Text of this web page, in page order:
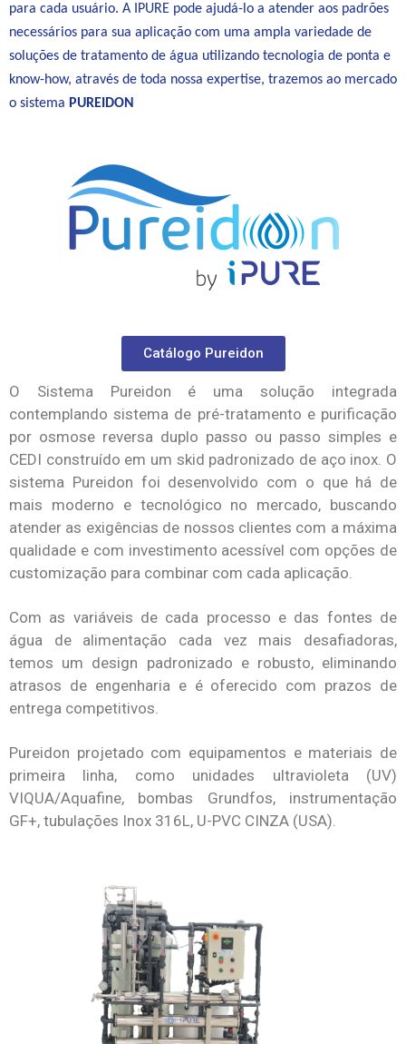
para cada usuário. A IPURE pode ajudá-lo a atender aos padrões
necessários para sua aplicação com uma ampla variedade de
soluções de tratamento de água utilizando tecnologia de ponta e
know-how, através de toda nossa expertise, trazemos ao mercado
o sistema PUREIDON
Catálogo Pureidon
O Sistema Pureidon é uma solução integrada
contemplando sistema de pré-tratamento e purificação
por osmose reversa duplo passo ou passo simples e
CEDI construído em um skid padronizado de aço inox. O
sistema Pureidon foi desenvolvido com o que há de
mais moderno e tecnológico no mercado, buscando
atender as exigências de nossos clientes com a máxima
qualidade e com investimento acessível com opções de
customização para combinar com cada aplicação.
Com as variáveis de cada processo e das fontes de
água de alimentação cada vez mais desafiadoras,
temos um design padronizado e robusto, eliminando
atrasos de engenharia e é oferecido com prazos de
entrega competitivos.
Pureidon projetado com equipamentos e materiais de
primeira linha, como unidades ultravioleta (UV)
VIQUA/Aquafine, bombas Grundfos, instrumentação
GF+, tubulações Inox 316L, U-PVC CINZA (USA).